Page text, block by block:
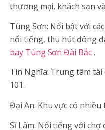
thương mại, khách sạn
Tùng Sơn: Nổi bật với
nổi tiếng, thu hút đông
bay Tùng Sơn Đài Bắc.
Tín Nghĩa: Trung tâm
101.
Đại An: Khu vực có
Sĩ Lâm: Nổi tiếng với chợ